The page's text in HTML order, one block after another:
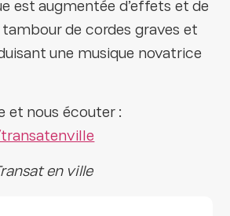
est augmentée d’effets et de
tambour de cordes graves et
une musique novatrice
et nous écouter :
en ville